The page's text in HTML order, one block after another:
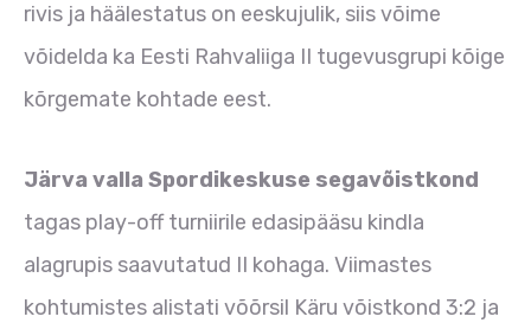
rivis ja häälestatus on eeskujulik, siis võime
võidelda ka Eesti Rahvaliiga II tugevusgrupi kõige
kõrgemate kohtade eest.
Järva valla Spordikeskuse segavõistkond
tagas play-off turniirile edasipääsu kindla
alagrupis saavutatud II kohaga. Viimastes
kohtumistes alistati võõrsil Käru võistkond 3:2 ja